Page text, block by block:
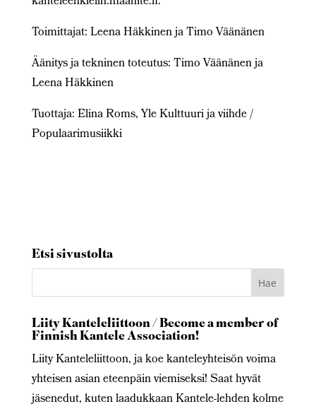
Toimittajat: Leena Häkkinen ja Timo Väänänen
Äänitys ja tekninen toteutus: Timo Väänänen ja
Leena Häkkinen
Tuottaja: Elina Roms, Yle Kulttuuri ja viihde /
Populaarimusiikki
Etsi sivustolta
Liity Kanteleliittoon / Become a member of
Finnish Kantele Association!
Liity Kanteleliittoon, ja koe kanteleyhteisön voima
yhteisen asian eteenpäin viemiseksi! Saat hyvät
jäsenedut, kuten laadukkaan Kantele-lehden kolme